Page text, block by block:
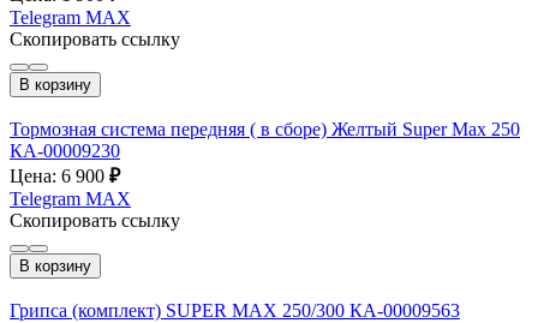
Telegram MAX
Скопировать ссылку
В корзину
Тормозная система передняя ( в сборе) Желтый Super Max 250
КА-00009230
Цена: 6 900 ₽
Telegram MAX
Скопировать ссылку
В корзину
Грипса (комплект) SUPER MAX 250/300 КА-00009563